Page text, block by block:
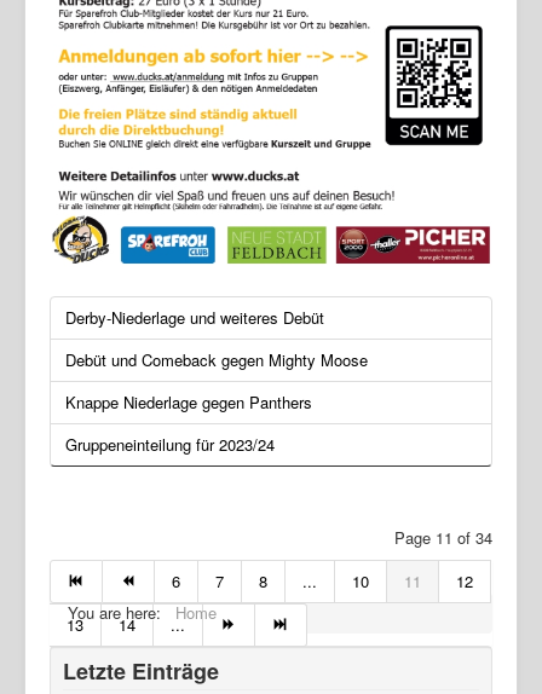
Derby-Niederlage und weiteres Debüt
Debüt und Comeback gegen Mighty Moose
Knappe Niederlage gegen Panthers
Gruppeneinteilung für 2023/24
Page 11 of 34
6
7 8 ... 10 11
12
13
14 ...
You are here: Home
Letzte Einträge